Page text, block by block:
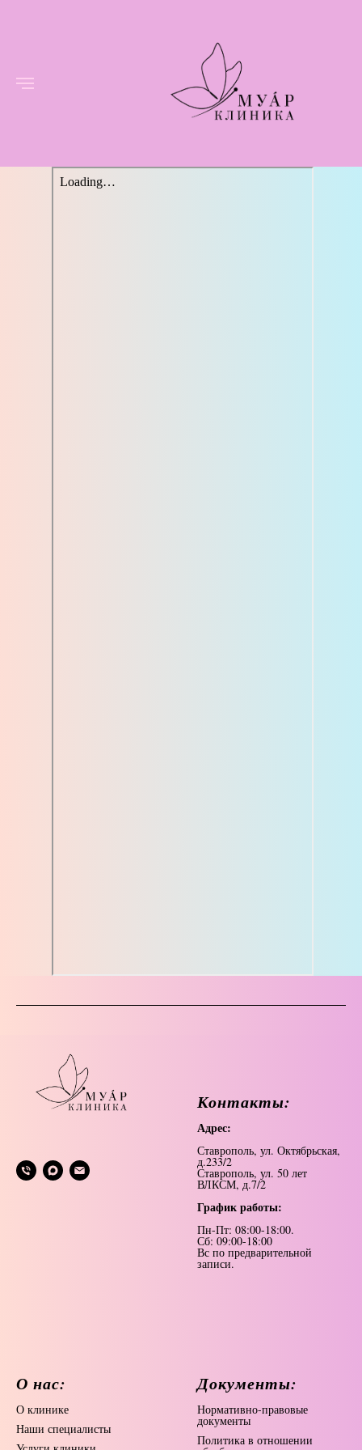
Контакты:
Адрес:
Ставрополь, ул. Октябрьская,
д.233/2
Ставрополь, ул. 50 лет
ВЛКСМ, д.7/2
График работы:
Пн-Пт: 08:00-18:00.
Сб: 09:00-18:00
Вс по предварительной
записи.
О нас:
О клинике
Наши специалисты
Документы:
Нормативно-правовые
документы
Политика в отношении